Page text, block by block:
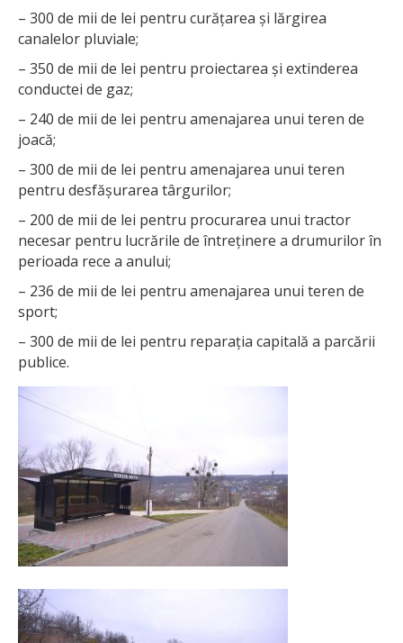
– 300 de mii de lei pentru curățarea și lărgirea
canalelor pluviale;
– 350 de mii de lei pentru proiectarea și extinderea
conductei de gaz;
– 240 de mii de lei pentru amenajarea unui teren de
joacă;
– 300 de mii de lei pentru amenajarea unui teren
pentru desfășurarea târgurilor;
– 200 de mii de lei pentru procurarea unui tractor
necesar pentru lucrările de întreținere a drumurilor în
perioada rece a anului;
– 236 de mii de lei pentru amenajarea unui teren de
sport;
– 300 de mii de lei pentru reparația capitală a parcării
publice.